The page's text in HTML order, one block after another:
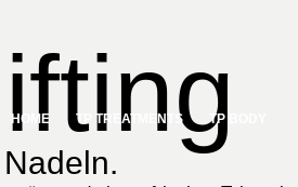
HOME TP TREATMENTS TP BODY